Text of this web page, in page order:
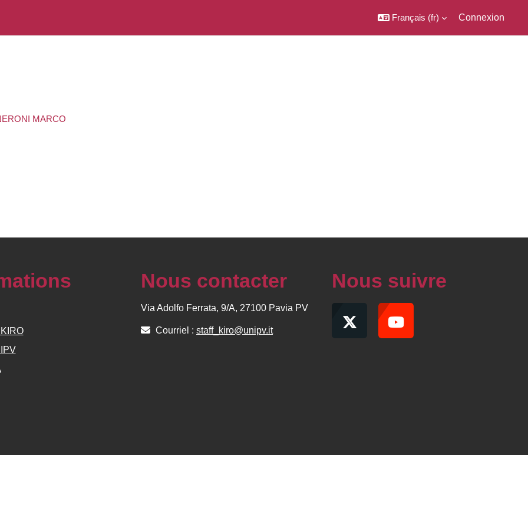
Français ‎(fr)‎ Connexion
MARCO
Nous contacter
Via Adolfo Ferrata, 9/A, 27100 Pavia PV
Courriel : staff_kiro@unipv.it
Nous suivre